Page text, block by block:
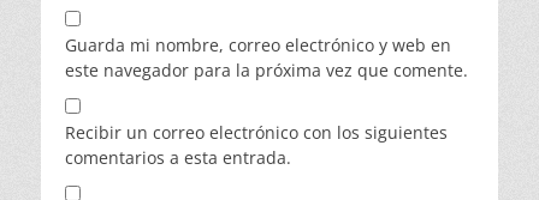
Guarda mi nombre, correo electrónico y web en
este navegador para la próxima vez que comente.
Recibir un correo electrónico con los siguientes
comentarios a esta entrada.